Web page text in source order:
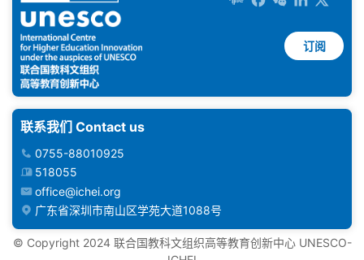
订阅
联系我们 Contact us
0755-88010925
518055
office@ichei.org
广东省深圳市南山区学苑大道1088号
©️ Copyright 2024 联合国教科文组织高等教育创新中心 UNESCO-